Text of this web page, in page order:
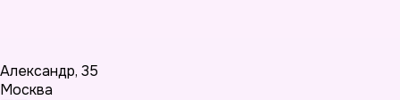
Александр, 35
Москва